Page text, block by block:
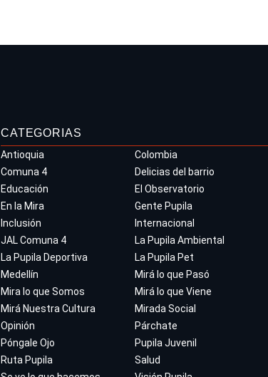
CATEGORIAS
Antioquia
Colombia
Comuna 4
Delicias del barrio
Educación
El Observatorio
En la Mira
Gente Pupila
Inclusión
Internacional
JAL Comuna 4
La Pupila Ambiental
La Pupila Deportiva
La Pupila Pet
Medellín
Mirá lo que Pasó
Mira lo que Somos
Mirá lo que Viene
Mirá Nuestra Cultura
Mirada Social
Opinión
Párchate
Póngale Ojo
Pupila Juvenil
Ruta Pupila
Salud